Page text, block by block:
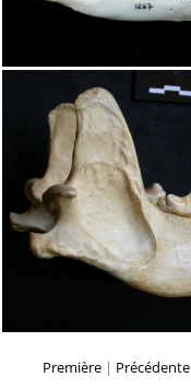
Première | Précédente